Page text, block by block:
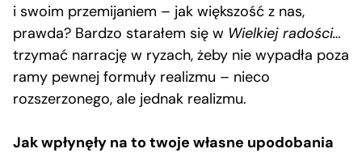
i swoim przemijaniem – jak większość z nas,
prawda? Bardzo starałem się w Wielkiej radości…
trzymać narrację w ryzach, żeby nie wypadła poza
ramy pewnej formuły realizmu – nieco
rozszerzonego, ale jednak realizmu.
Jak wpłynęły na to twoje własne upodobania